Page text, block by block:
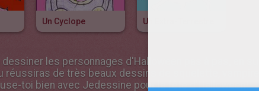
Un Cyclope Un Extra-Terrestre
les personnages d'Halloween pas à pas, en
réussiras de très beaux dessins de squelette,
toi bien avec Jedessine pour la fête d'Halloween!